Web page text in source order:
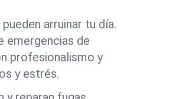
arruinar tu día.
emergencias de
profesionalismo y
y estrés.